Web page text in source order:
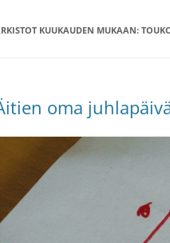
KUUKAUDEN MUKAAN:
oma